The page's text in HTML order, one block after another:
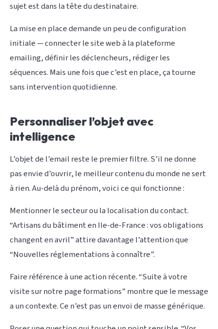
sujet est dans la tête du destinataire.
La mise en place demande un peu de configuration
initiale — connecter le site web à la plateforme
emailing, définir les déclencheurs, rédiger les
séquences. Mais une fois que c’est en place, ça tourne
sans intervention quotidienne.
Personnaliser l’objet avec
intelligence
L’objet de l’email reste le premier filtre. S’il ne donne
pas envie d’ouvrir, le meilleur contenu du monde ne sert
à rien. Au-delà du prénom, voici ce qui fonctionne :
Mentionner le secteur ou la localisation du contact.
“Artisans du bâtiment en Ile-de-France : vos obligations
changent en avril” attire davantage l’attention que
“Nouvelles réglementations à connaître”.
Faire référence à une action récente. “Suite à votre
visite sur notre page formations” montre que le message
a un contexte. Ce n’est pas un envoi de masse générique.